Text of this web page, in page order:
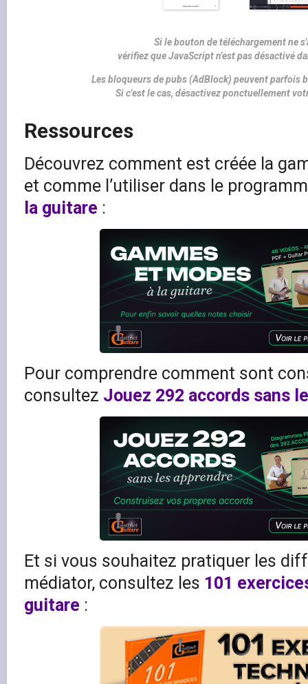
Si le bouton de téléchargement ne
vérifiez que JavaScript n'est pas désactivé
Les bloqueurs de pubs (AdBlock) peuvent parfois
Si c'est le cas, désactivez ponctuellement
Ressources
Découvrez comment est créée la
et comme l’utiliser dans le
la guitare :
Pour comprendre comment sont
consultez Jouez 292 accords sans
Et si vous souhaitez pratiquer les
médiator, consultez les 101
guitare :